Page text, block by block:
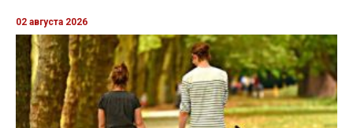
02 августа 2026